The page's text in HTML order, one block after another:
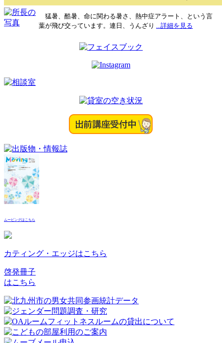
ー
シ
猛暑、酷暑、命に関わる暑さ、熱中症アラート、という言
葉が飛び交っています。連日、うんざり
...詳細を見る
ムービングはこちら
カティング・エッジはこちら
啓発冊子
はこちら